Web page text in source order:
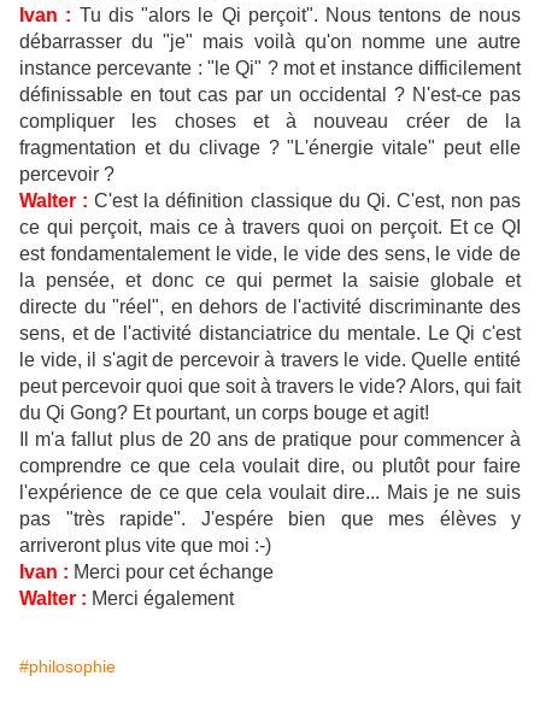
Ivan : Tu dis "alors le Qi perçoit". Nous tentons de nous
débarrasser du "je" mais voilà qu'on nomme une autre
instance percevante : "le Qi" ? mot et instance difficilement
définissable en tout cas par un occidental ? N'est-ce pas
compliquer les choses et à nouveau créer de la
fragmentation et du clivage ? "L'énergie vitale" peut elle
percevoir ?
Walter : C'est la définition classique du Qi. C'est, non pas
ce qui perçoit, mais ce à travers quoi on perçoit. Et ce QI
est fondamentalement le vide, le vide des sens, le vide de
la pensée, et donc ce qui permet la saisie globale et
directe du "réel", en dehors de l'activité discriminante des
sens, et de l'activité distanciatrice du mentale. Le Qi c'est
le vide, il s'agit de percevoir à travers le vide. Quelle entité
peut percevoir quoi que soit à travers le vide? Alors, qui fait
du Qi Gong? Et pourtant, un corps bouge et agit!
Il m'a fallut plus de 20 ans de pratique pour commencer à
comprendre ce que cela voulait dire, ou plutôt pour faire
l'expérience de ce que cela voulait dire... Mais je ne suis
pas "très rapide". J'espére bien que mes élèves y
arriveront plus vite que moi :-)
Ivan : Merci pour cet échange
Walter : Merci également
#philosophie